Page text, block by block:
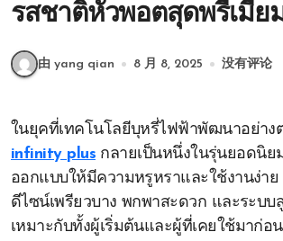
รสชาติหัวพอตสุดพรีเมีย
由 yang qian 8 月 8, 2025 没有评论
ในยุคที่เทคโนโลยีบุหรี่ไฟฟ้าพัฒนาอย่าง
infinity plusกลายเป็นหนึ่งในรุ่นยอดนิย
ออกแบบให้มีความหรูหราและใช้งานง่าย
ดีไซน์เพรียวบาง พกพาสะดวก และระบ
เหมาะกับทั้งผู้เริ่มต้นและผู้ที่เคยใช้มาก่อ